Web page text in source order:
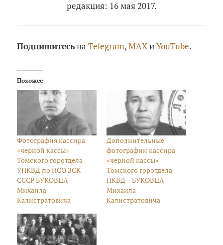
редакция: 16 мая 2017.
ПодпишитесьнаTelegram,MAXиYouTube.
Похожее
Фотография кассира
«черной кассы»
Томского горотдела
УНКВД по НСО ЗСК
СССР БУКОВЦА
Михаила
Калистратовича
Дополнительные
фотографии кассира
«черной кассы»
Томского горотдела
НКВД – БУКОВЦА
Михаила
Калистратовича